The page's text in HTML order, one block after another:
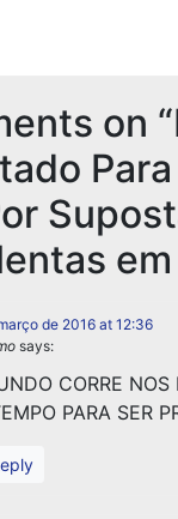
on “
de 2016 at 12:36
says:
CORRE
PARA SER